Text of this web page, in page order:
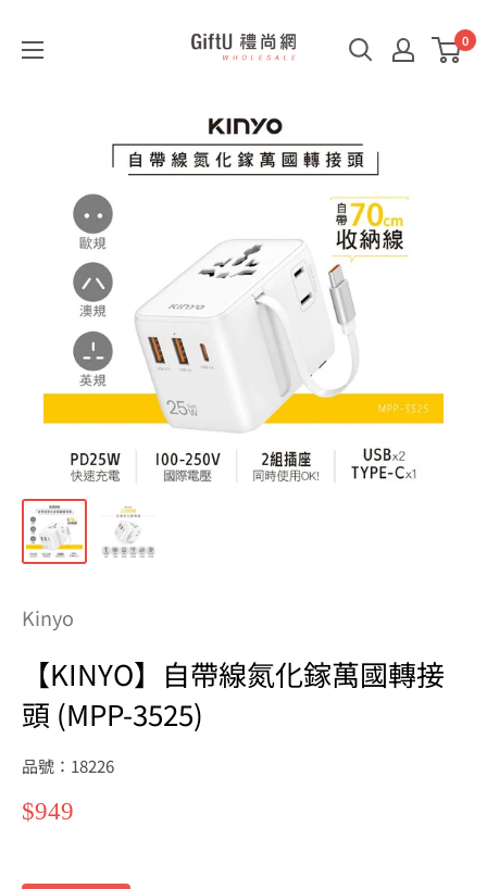
GiftU
B2B
0
Kinyo
【KINYO】自帶線氮化鎵萬國轉接
頭 (MPP-3525)
品號：18226
特
$949